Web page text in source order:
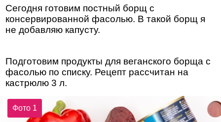
Сегодня готовим постный борщ с
консервированной фасолью. В такой борщ я
не добавляю капусту.
Подготовим продукты для веганского борща с
фасолью по списку. Рецепт рассчитан на
кастрюлю 3 л.
Фото 1